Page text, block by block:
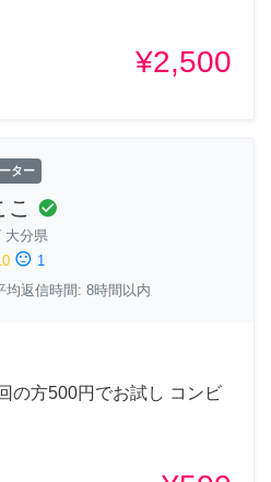
¥2,500
ター
こ check_circle
大分県
sentiment_dissatisfied 1
均返信時間: 8時間以内
の方500円でお試し コンビ